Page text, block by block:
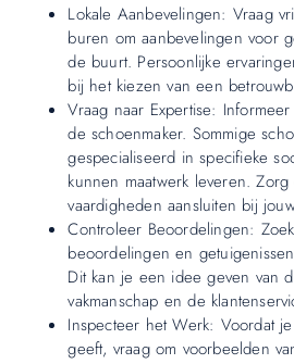
Lokale Aanbevelingen: Vraag
buren om aanbevelingen voor
de buurt. Persoonlijke
bij het kiezen van een
Vraag naar Expertise:
de schoenmaker. Sommige
gespecialiseerd in specifieke
kunnen maatwerk leveren.
vaardigheden aansluiten bij
Controleer Beoordelingen:
beoordelingen en
Dit kan je een idee geven van
vakmanschap en de
Inspecteer het Werk: Voordat
geeft, vraag om voorbeelden